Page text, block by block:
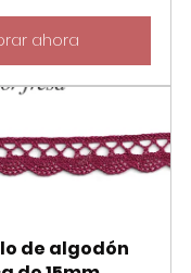
ahora
de algodón